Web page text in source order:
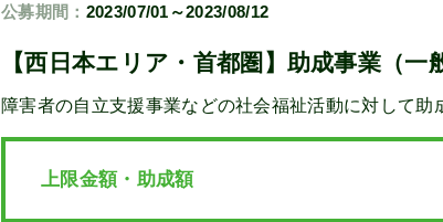
公募期間： 2023/07/01～2023/08/12
【西日本エリア・首都圏】助成事業（
障害者の自立支援事業などの社会福祉活動に対して助
上限金額・助成額